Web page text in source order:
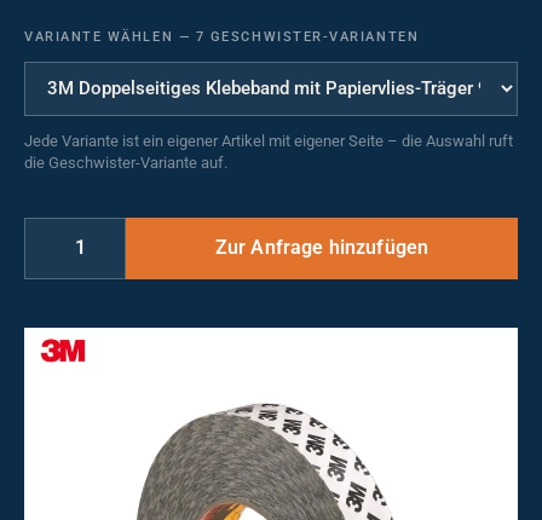
VARIANTE WÄHLEN — 7 GESCHWISTER-VARIANTEN
Jede Variante ist ein eigener Artikel mit eigener Seite – die Auswahl ruft
die Geschwister-Variante auf.